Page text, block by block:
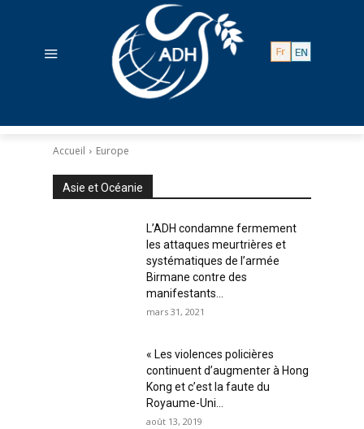
Accueil Europe
Asie et Océanie
L’ADH condamne fermement
les attaques meurtrières et
systématiques de l’armée
Birmane contre des
manifestants...
mars 31, 2021
« Les violences policières
continuent d’augmenter à Hong
Kong et c’est la faute du
Royaume-Uni...
août 13, 2019